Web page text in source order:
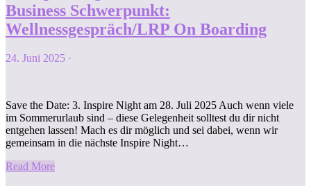
Business Schwerpunkt:
Wellnessgespräch/LRP On Boarding
24. Juni 2025 ·
Save the Date: 3. Inspire Night am 28. Juli 2025 Auch wenn viele
im Sommerurlaub sind – diese Gelegenheit solltest du dir nicht
entgehen lassen! Mach es dir möglich und sei dabei, wenn wir
gemeinsam in die nächste Inspire Night…
Read More